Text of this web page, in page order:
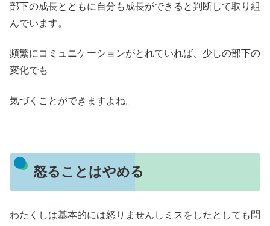
部下の成長とともに自分も成長ができると判断して取り組
んでいます。
頻繁にコミュニケーションがとれていれば、少しの部下の
変化でも
気づくことができますよね。
怒ることはやめる
わたくしは基本的には怒りませんしミスをしたとしても問